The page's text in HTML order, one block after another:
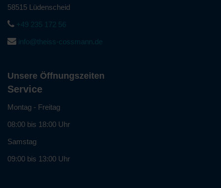
58515 Lüdenscheid
+49 235 172 56
info@theiss-cossmann.de
Unsere Öffnungszeiten
Service
Montag - Freitag
08:00 bis 18:00 Uhr
Samstag
09:00 bis 13:00 Uhr